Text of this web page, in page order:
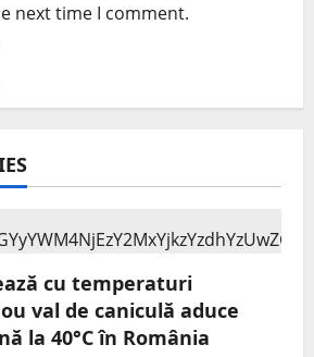
next time I comment.
cu temperaturi
val de caniculă aduce
la 40°C în România